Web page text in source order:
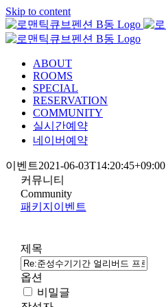
Skip to content
ABOUT
ROOMS
SPECIAL
RESERVATION
COMMUNITY
실시간예약
네이버예약
이벤트2021-06-03T14:20:45+09:00
커뮤니티
Community
패키지 이벤트
제목
옵션
비밀글